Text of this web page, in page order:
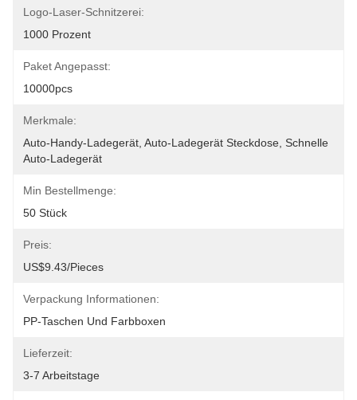
Logo-Laser-Schnitzerei:
1000 Prozent
Paket Angepasst:
10000pcs
Merkmale:
Auto-Handy-Ladegerät, Auto-Ladegerät Steckdose, Schnelle
Auto-Ladegerät
Min Bestellmenge:
50 Stück
Preis:
US$9.43/pieces
Verpackung Informationen:
PP-Taschen Und Farbboxen
Lieferzeit:
3-7 Arbeitstage